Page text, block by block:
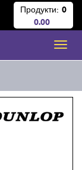
Продукти: 0
0.00